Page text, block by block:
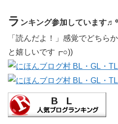
ラ ンキング参加しています
「読んだよ！」感覚でどちら
と嬉しいです┏○))